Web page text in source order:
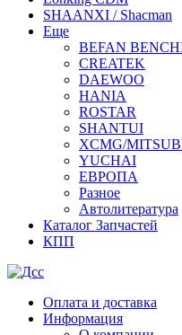
SHAANXI / Shacman
Еще
BEFAN
CREATEK
DAEWOO
HANIA
ROSTAR
SHANTUI
XCMG/
YUCHAI
ЕВРОПА
Разное
Aвтолитература
Каталог Запчастей
КПП
Оплата и доставка
Информация